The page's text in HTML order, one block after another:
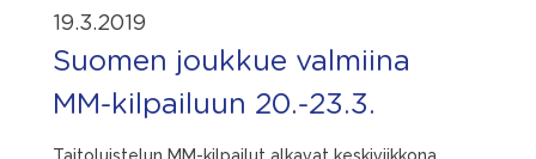
19.3.2019
Suomen joukkue valmiina
MM-kilpailuun 20.-23.3.